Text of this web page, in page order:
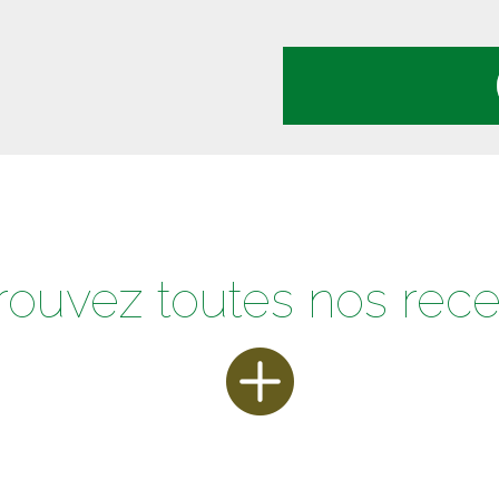
toutes nos